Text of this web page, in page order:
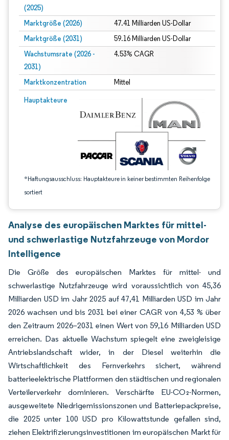
(2025)
Marktgröße (2026) 47.41 Milliarden US-Dollar
Marktgröße (2031) 59.16 Milliarden US-Dollar
Wachstumsrate (2026 -
2031)
4.53% CAGR
Marktkonzentration Mittel
Hauptakteure
*Haftungsausschluss: Hauptakteure in keiner bestimmten Reihenfolge
sortiert
Bild © Mordor Intelligence. Wiederverwendung erfordert Namensnennung
Analyse des europäischen Marktes für mittel-
und schwerlastige Nutzfahrzeuge von Mordor
Intelligence
Die Größe des europäischen Marktes für mittel- und
schwerlastige Nutzfahrzeuge wird voraussichtlich von 45,36
Milliarden USD im Jahr 2025 auf 47,41 Milliarden USD im Jahr
2026 wachsen und bis 2031 bei einer CAGR von 4,53 % über
den Zeitraum 2026–2031 einen Wert von 59,16 Milliarden USD
erreichen. Das aktuelle Wachstum spiegelt eine zweigleisige
Antriebslandschaft wider, in der Diesel weiterhin die
Wirtschaftlichkeit des Fernverkehrs sichert, während
batterieelektrische Plattformen den städtischen und regionalen
Verteilerverkehr dominieren. Verschärfte EU-CO₂-Normen,
ausgeweitete Niedrigemissionszonen und Batteriepackpreise,
die 2025 unter 100 USD pro Kilowattstunde gefallen sind,
ziehen Elektrifizierungsinvestitionen im europäischen Markt für